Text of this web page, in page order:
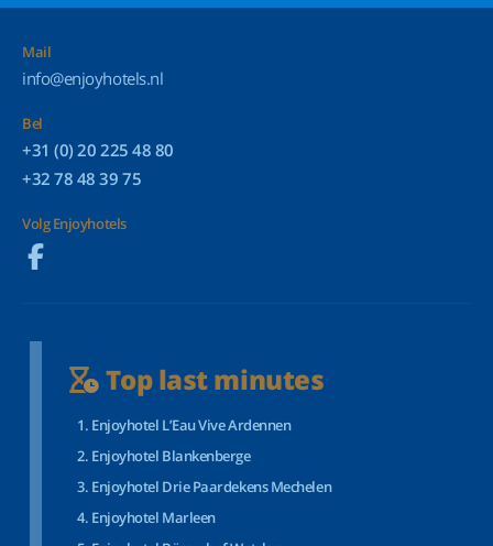
Mail
info@enjoyhotels.nl
Bel
+31 (0) 20 225 48 80
+32 78 48 39 75
Volg Enjoyhotels
Top last minutes
Enjoyhotel L’Eau Vive Ardennen
Enjoyhotel Blankenberge
Enjoyhotel Drie Paardekens Mechelen
Enjoyhotel Marleen